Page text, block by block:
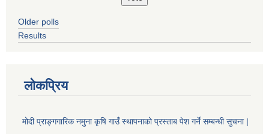
Older polls
Results
लोकप्रिय
मोदी प्राङ्गगारिक नमुना कृषि गाउँ स्थापनाको प्रस्ताब पेश गर्ने सम्बन्धी सुचना |